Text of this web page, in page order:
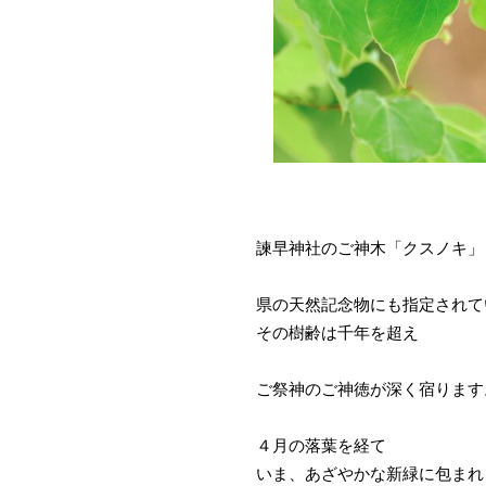
諫早神社のご神木「クスノキ」
県の天然記念物にも指定され
その樹齢は千年を超え
ご祭神のご神徳が深く宿りま
４月の落葉を経て
いま、あざやかな新緑に包まれ